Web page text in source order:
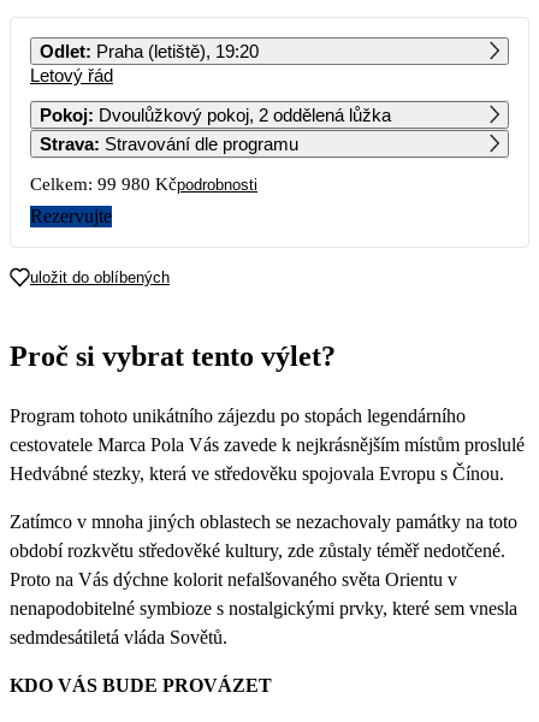
PO ÚT ST ČT PÁ SO NE
5 6 7 8
19
Odlet: Praha (letiště), 19:20
Letový řád
Pokoj: Dvoulůžkový pokoj, 2 oddělená lůžka
Strava: Stravování dle programu
Celkem: 99 980 Kčpodrobnosti
Rezervujte
uložit do oblíbených
Proč si vybrat tento výlet?
Program tohoto unikátního zájezdu po stopách legendárního
cestovatele Marca Pola Vás zavede k nejkrásnějším místům proslulé
Hedvábné stezky, která ve středověku spojovala Evropu s Čínou.
Zatímco v mnoha jiných oblastech se nezachovaly památky na toto
období rozkvětu středověké kultury, zde zůstaly téměř nedotčené.
Proto na Vás dýchne kolorit nefalšovaného světa Orientu v
nenapodobitelné symbioze s nostalgickými prvky, které sem vnesla
sedmdesátiletá vláda Sovětů.
KDO VÁS BUDE PROVÁZET